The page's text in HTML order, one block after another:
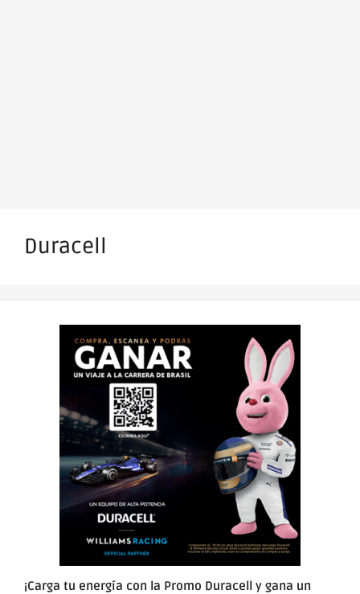
Duracell
¡Carga tu energía con la Promo Duracell y gana un